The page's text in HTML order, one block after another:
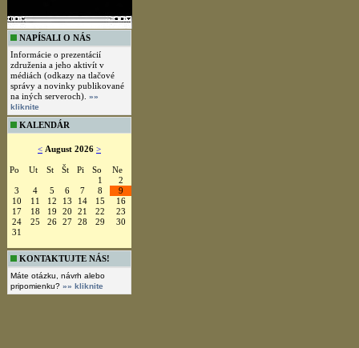
NAPÍSALI O NÁS
Informácie o prezentácií
združenia a jeho aktivít v
médiách (odkazy na tlačové
správy a novinky publikované
na iných serveroch). »»
kliknite
KALENDÁR
< August 2026 >
Po Ut St Št Pi So
Ne
1
2
3
4 5 6 7 8
9
10
11 12 13 14 15
16
17
18 19 20 21 22
23
24
25 26 27 28 29
30
31
KONTAKTUJTE NÁS!
Máte otázku, návrh alebo
pripomienku? »» kliknite